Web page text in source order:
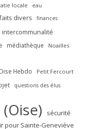
locale eau
divers finances
intercommunalité
médiathèque Noailles
Hebdo Petit Fercourt
questions des élus
sécurité
pour Sainte-Geneviève